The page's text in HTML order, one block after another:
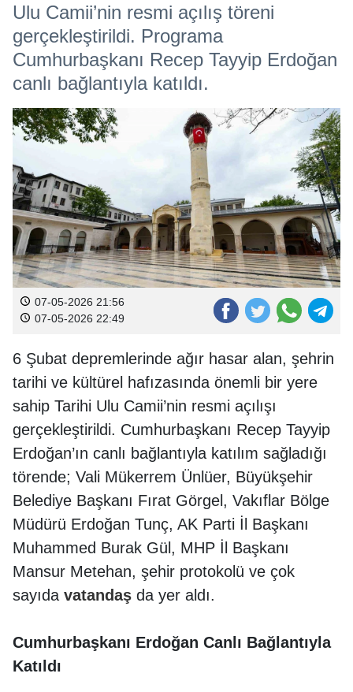
Ulu Camii’nin resmi açılış töreni
gerçekleştirildi. Programa
Cumhurbaşkanı Recep Tayyip Erdoğan
canlı bağlantıyla katıldı.
07-05-2026 21:56
07-05-2026 22:49
6 Şubat depremlerinde ağır hasar alan, şehrin
tarihi ve kültürel hafızasında önemli bir yere
sahip Tarihi Ulu Camii’nin resmi açılışı
gerçekleştirildi. Cumhurbaşkanı Recep Tayyip
Erdoğan’ın canlı bağlantıyla katılım sağladığı
törende; Vali Mükerrem Ünlüer, Büyükşehir
Belediye Başkanı Fırat Görgel, Vakıflar Bölge
Müdürü Erdoğan Tunç, AK Parti İl Başkanı
Muhammed Burak Gül, MHP İl Başkanı
Mansur Metehan, şehir protokolü ve çok
sayıda vatandaş da yer aldı.
Cumhurbaşkanı Erdoğan Canlı Bağlantıyla
Katıldı